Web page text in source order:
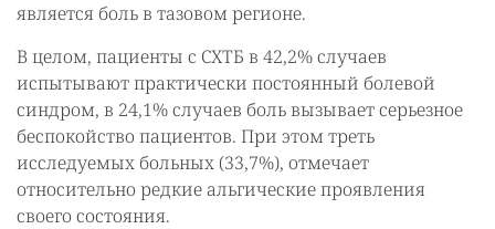
является боль в тазовом регионе.
В целом, пациенты с СХТБ в 42,2% случаев
испытывают практически постоянный болевой
синдром, в 24,1% случаев боль вызывает серьезное
беспокойство пациентов. При этом треть
исследуемых больных (33,7%), отмечает
относительно редкие альгические проявления
своего состояния.